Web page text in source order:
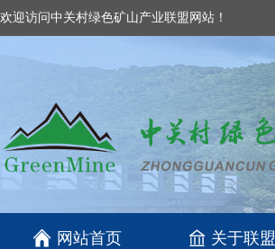
欢迎访问中关村绿色矿山产业联盟网站！
 网站首页 关于联盟